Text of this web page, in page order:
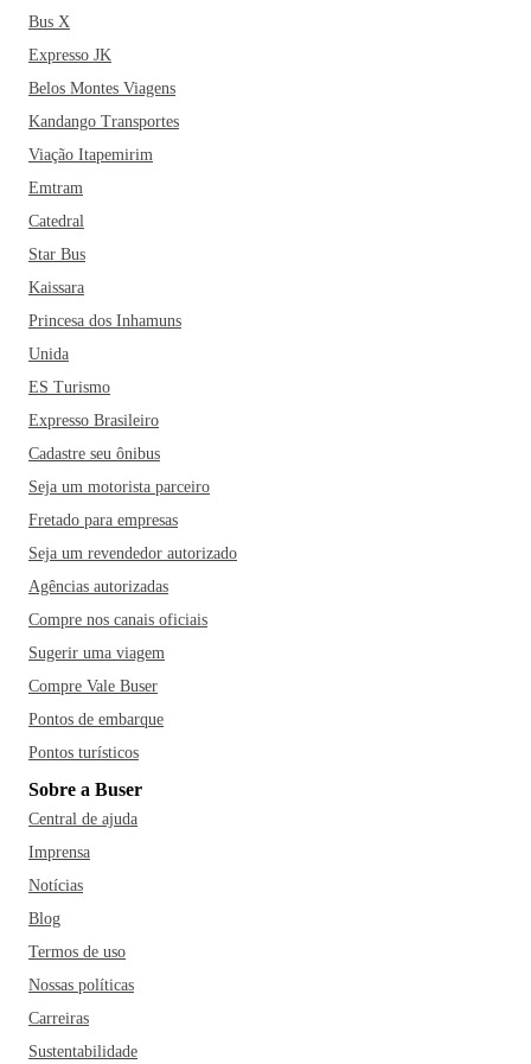
Bus X
Expresso JK
Belos Montes Viagens
Kandango Transportes
Viação Itapemirim
Emtram
Catedral
Star Bus
Kaissara
Princesa dos Inhamuns
Unida
ES Turismo
Expresso Brasileiro
Cadastre seu ônibus
Seja um motorista parceiro
Fretado para empresas
Seja um revendedor autorizado
Agências autorizadas
Compre nos canais oficiais
Sugerir uma viagem
Compre Vale Buser
Pontos de embarque
Pontos turísticos
Sobre a Buser
Central de ajuda
Imprensa
Notícias
Blog
Termos de uso
Nossas políticas
Carreiras
Sustentabilidade